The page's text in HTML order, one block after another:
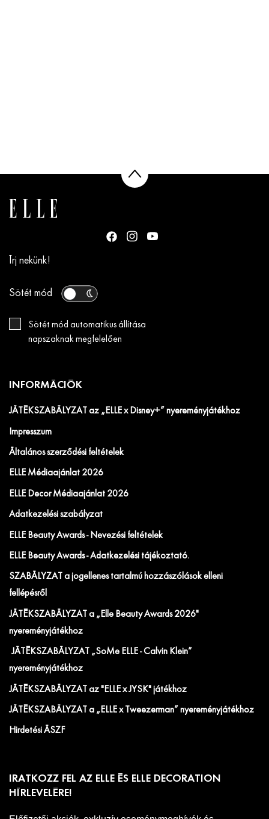
Írj nekünk!
Sötét mód
Sötét mód automatikus állítása
napszaknak megfelelően
INFORMÁCIÓK
JÁTÉKSZABÁLYZAT az „ELLE x Disney+” nyereményjátékhoz
Impresszum
Általános szerződési feltételek
ELLE Médiaajánlat 2026
ELLE Decor Médiaajánlat 2026
Adatkezelési szabályzat
ELLE Beauty Awards - Nevezési feltételek
ELLE Beauty Awards - Adatkezelési tájékoztató.
SZABÁLYZAT a jogellenes tartalmú hozzászólások elleni
fellépésről
JÁTÉKSZABÁLYZAT a „Elle Beauty Awards 2026"
nyereményjátékhoz
JÁTÉKSZABÁLYZAT „SoMe ELLE - Calvin Klein”
nyereményjátékhoz
JÁTÉKSZABÁLYZAT az "ELLE x JYSK" játékhoz
JÁTÉKSZABÁLYZAT a „ELLE x Tweezerman” nyereményjátékhoz
Hirdetési ÁSZF
IRATKOZZ FEL AZ ELLE ÉS ELLE DECORATION
HÍRLEVELÉRE!